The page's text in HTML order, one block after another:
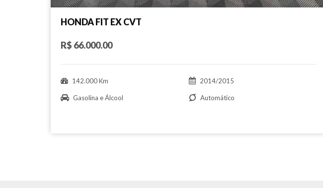
HONDA FIT EX CVT
R$ 66.000.00
142.000 Km 2014/2015
Gasolina e Álcool Automático